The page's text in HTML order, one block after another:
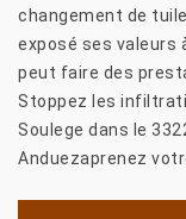
changement de
exposé ses valeurs
peut faire des
Stoppez les
Soulege dans le
Anduezaprenez